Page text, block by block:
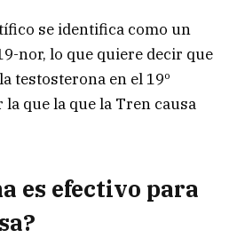
se identifica como un
nor, lo que quiere decir que
testosterona en el 19º
que la que la Tren causa
es efectivo para